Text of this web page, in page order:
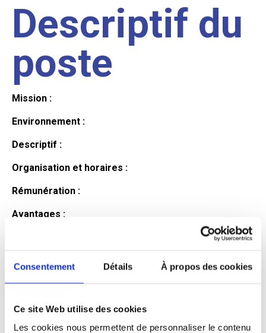
Consentement Détails À propos des cookies
Ce site Web utilise des cookies
Les cookies nous permettent de personnaliser le contenu
Descriptif du
poste
Mission :
Environnement :
Descriptif :
Organisation et horaires :
Rémunération :
Avantages :
Profil du
candidat
Qualifications et diplômes :